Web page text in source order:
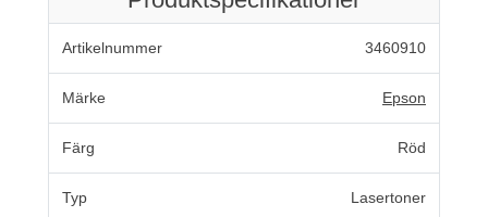
Artikelnummer 3460910
Märke Epson
Färg Röd
Typ Lasertoner